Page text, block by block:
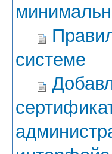
системе